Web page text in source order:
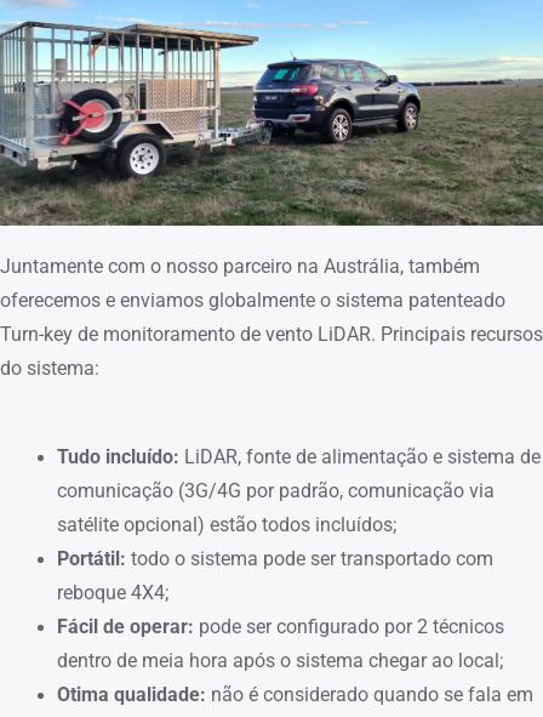
Juntamente com o nosso parceiro na Austrália, também
oferecemos e enviamos globalmente o sistema patenteado
Turn-key de monitoramento de vento LiDAR. Principais recursos
do sistema:
Tudo incluído: LiDAR, fonte de alimentação e sistema de
comunicação (3G/4G por padrão, comunicação via
satélite opcional) estão todos incluídos;
Portátil: todo o sistema pode ser transportado com
reboque 4X4;
Fácil de operar: pode ser configurado por 2 técnicos
dentro de meia hora após o sistema chegar ao local;
Otima qualidade: não é considerado quando se fala em